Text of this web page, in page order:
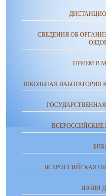
СВЕДЕНИЯ ОБ
ПРИЕМ В
ШКОЛЬНАЯ ЛАБОРАТОРИЯ
ВСЕРОССИЙСКИЕ
ВСЕРОССИЙСКАЯ
НАШИ